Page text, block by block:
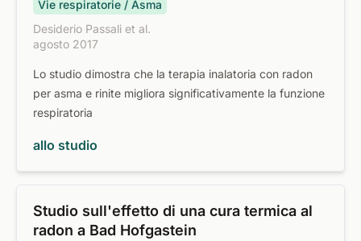
Vie respiratorie / Asma
Desiderio Passali et al.
agosto 2017
Lo studio dimostra che la terapia inalatoria con radon
per asma e rinite migliora significativamente la funzione
respiratoria
allo studio
Studio sull'effetto di una cura termica al
radon a Bad Hofgastein